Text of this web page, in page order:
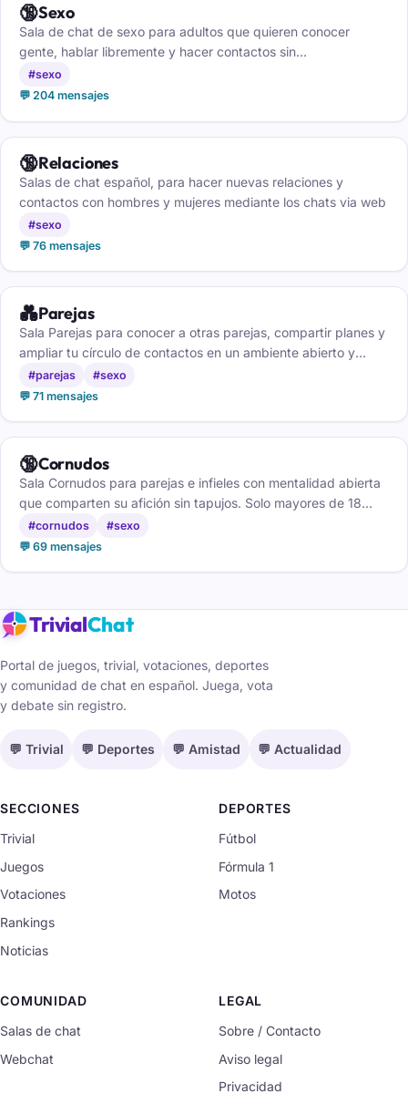
🔞Sexo
Sala de chat de sexo para adultos que quieren conocer
gente, hablar libremente y hacer contactos sin
complicaciones.
#sexo
💬 204 mensajes
🔞Relaciones
Salas de chat español, para hacer nuevas relaciones y
contactos con hombres y mujeres mediante los chats via web
#sexo
💬 76 mensajes
💑Parejas
Sala Parejas para conocer a otras parejas, compartir planes y
ampliar tu círculo de contactos en un ambiente abierto y
cordial.
#parejas
#sexo
💬 71 mensajes
🔞Cornudos
Sala Cornudos para parejas e infieles con mentalidad abierta
que comparten su afición sin tapujos. Solo mayores de 18
años.
#cornudos
#sexo
💬 69 mensajes
TrivialChat
Portal de juegos, trivial, votaciones, deportes
y comunidad de chat en español. Juega, vota
y debate sin registro.
💬 Trivial 💬 Deportes 💬 Amistad 💬 Actualidad
SECCIONES
Trivial
Juegos
Votaciones
Rankings
Noticias
DEPORTES
Fútbol
Fórmula 1
Motos
COMUNIDAD
Salas de chat
Webchat
LEGAL
Sobre / Contacto
Aviso legal
Privacidad